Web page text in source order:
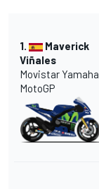
1.
Maverick
Viñales
Movistar Yamaha
MotoGP